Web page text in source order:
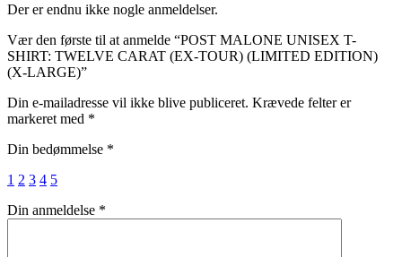
Der er endnu ikke nogle anmeldelser.
Vær den første til at anmelde “POST MALONE UNISEX T-
SHIRT: TWELVE CARAT (EX-TOUR) (LIMITED EDITION)
(X-LARGE)”
Din e-mailadresse vil ikke blive publiceret. Krævede felter er
markeret med *
Din bedømmelse *
1 2 3 4 5
Din anmeldelse *